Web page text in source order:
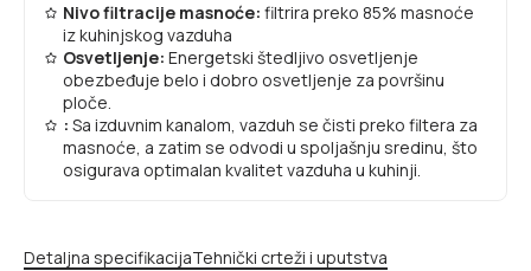
Nivo filtracije masnoće: filtrira preko 85% masnoće
iz kuhinjskog vazduha
Osvetljenje: Energetski štedljivo osvetljenje
obezbeđuje belo i dobro osvetljenje za površinu
ploče.
: Sa izduvnim kanalom, vazduh se čisti preko filtera za
masnoće, a zatim se odvodi u spoljašnju sredinu, što
osigurava optimalan kvalitet vazduha u kuhinji.
Detaljna specifikacijaTehnički crteži i uputstva